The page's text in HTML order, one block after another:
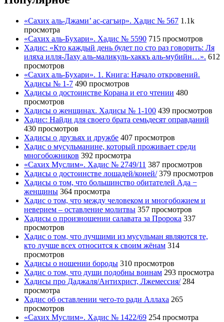
«Сахих аль-Джами’ ас-сагъир». Хадис № 567 1.1k
просмотра
«Сахих аль-Бухари». Хадис № 5590 715 просмотров
Хадис: «Кто каждый день будет по сто раз говорить: Ля
иляха илля-Лаху аль-маликуль-хаккъ аль-мубийн…». 612
просмотров
«Сахих аль-Бухари». 1. Книга: Начало откровений.
Хадисы № 1-7 490 просмотров
Хадисы о достоинстве Корана и его чтении 480
просмотров
Хадисы о женщинах. Хадисы № 1-100 439 просмотров
Хадис: Найди для своего брата семьдесят оправданий
430 просмотров
Хадисы о друзьях и дружбе 407 просмотров
Хадис о мусульманине, который проживает среди
многобожников 392 просмотра
«Сахих Муслим». Хадис № 2749/11 387 просмотров
Хадисы о достоинстве лошадей/коней/ 379 просмотров
Хадисы о том, что большинство обитателей Ада −
женщины 364 просмотра
Хадис о том, что между человеком и многобожием и
неверием – оставление молитвы 357 просмотров
Хадисы о произношении салавата за Пророка 337
просмотров
Хадис о том, что лучшими из мусульман являются те,
кто лучше всех относится к своим жёнам 314
просмотров
Хадисы о ношении бороды 310 просмотров
Хадис о том, что души подобны воинам 293 просмотра
Хадисы про Даджаля/Антихрист, Лжемессия/ 284
просмотра
Хадис об оставлении чего-то ради Аллаха 265
просмотров
«Сахих Муслим». Хадис № 1422/69 254 просмотра